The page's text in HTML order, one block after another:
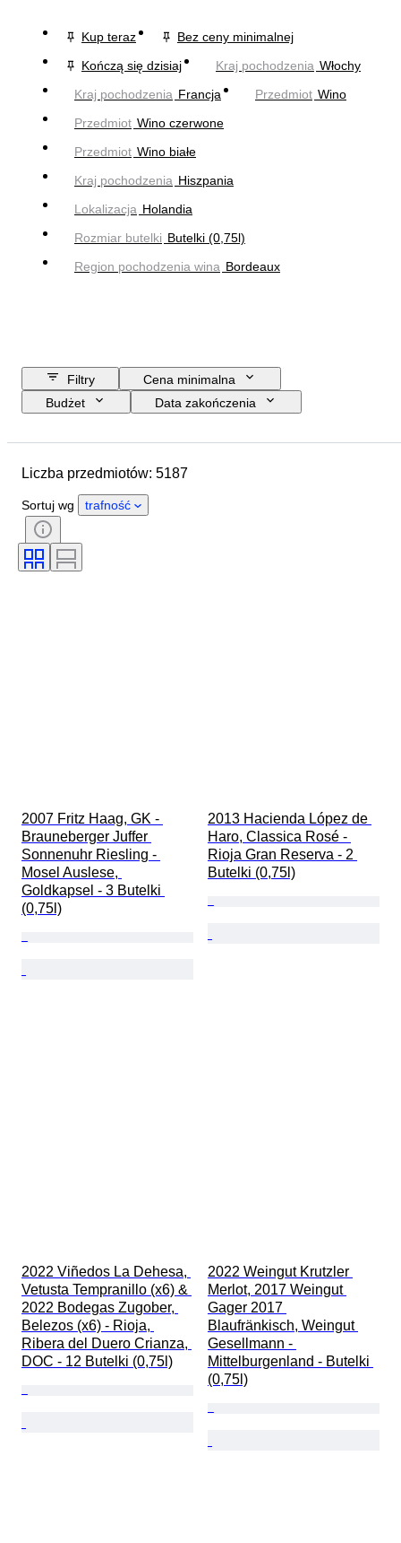
Kup teraz
Bez ceny minimalnej
Kończą się dzisiaj
Kraj pochodzenia Włochy
Kraj pochodzenia Francja Przedmiot Wino
Przedmiot Wino czerwone
Przedmiot Wino białe
Kraj pochodzenia Hiszpania
Lokalizacja Holandia
Rozmiar butelki Butelki (0,75l)
Region pochodzenia wina Bordeaux
Filtry
Cena minimalna
Budżet
Data zakończenia
Rozmiar butelki
Dodatki
Styl
Kolor
Region pochodzenia wina
Apelacja/ klasyfikacja wina
Liczba przedmiotów: 5187
Sortuj wg trafność
2007 Fritz Haag, GK -
Brauneberger Juffer
Sonnenuhr Riesling -
Mosel Auslese,
Goldkapsel - 3 Butelki
(0,75l)
2013 Hacienda López de
Haro, Classica Rosé -
Rioja Gran Reserva - 2
Butelki (0,75l)
2022 Viñedos La Dehesa,
Vetusta Tempranillo (x6) &
2022 Bodegas Zugober,
Belezos (x6) - Rioja,
Ribera del Duero Crianza,
DOC - 12 Butelki (0,75l)
2022 Weingut Krutzler
Merlot, 2017 Weingut
Gager 2017
Blaufränkisch, Weingut
Gesellmann -
Mittelburgenland - Butelki
(0,75l)